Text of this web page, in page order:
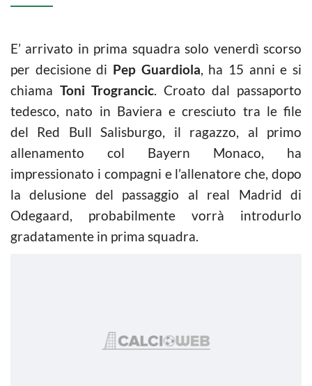
E’ arrivato in prima squadra solo venerdì scorso
per decisione di Pep Guardiola, ha 15 anni e si
chiama Toni Trograncic. Croato dal passaporto
tedesco, nato in Baviera e cresciuto tra le file
del Red Bull Salisburgo, il ragazzo, al primo
allenamento col Bayern Monaco, ha
impressionato i compagni e l’allenatore che, dopo
la delusione del passaggio al real Madrid di
Odegaard, probabilmente vorrà introdurlo
gradatamente in prima squadra.